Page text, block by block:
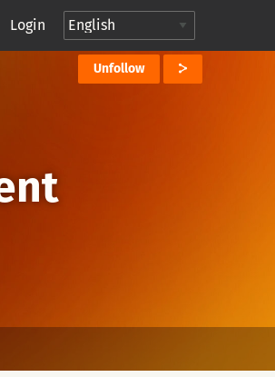
Login
Unfollow